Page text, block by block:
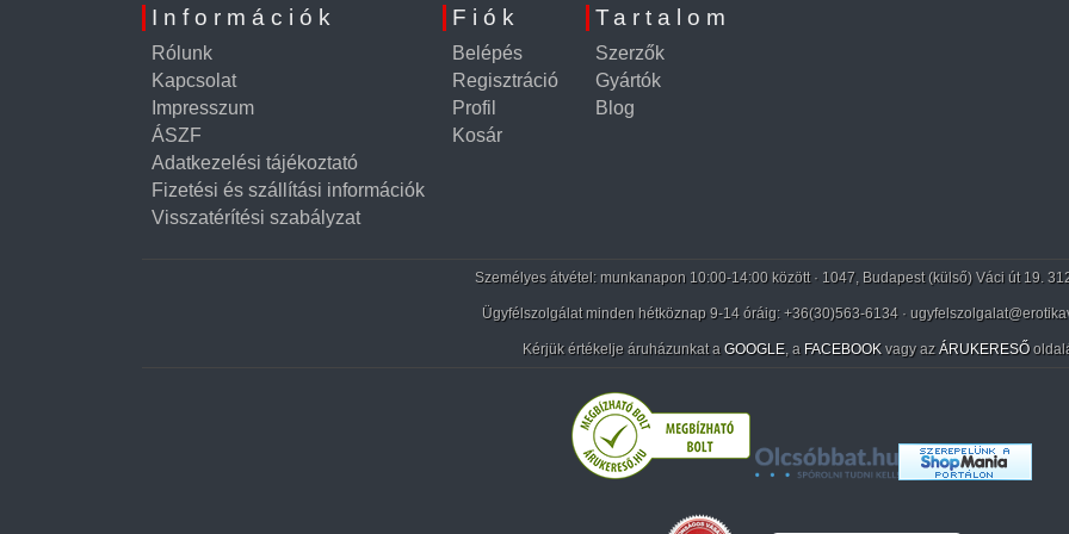
Információk
Rólunk
Kapcsolat
Impresszum
ÁSZF
Adatkezelési tájékoztató
Fizetési és szállítási információk
Visszatérítési szabályzat
Fiók
Belépés
Regisztráció
Profil
Kosár
Tartalom
Szerzők
Gyártók
Blog
Személyes átvétel: munkanapon 10:00-14:00 között · 1047, Budapest (külső) Váci út 19.
Ügyfélszolgálat minden hétköznap 9-14 óráig: +36(30)563-6134 ·
Kérjük értékelje áruházunkat a GOOGLE, a FACEBOOK vagy az ÁRUKERESŐ